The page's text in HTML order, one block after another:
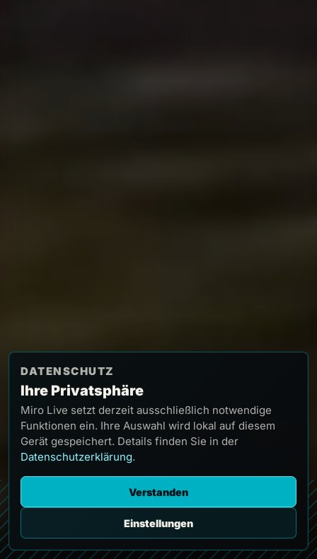
DATENSCHUTZ
Ihre Privatsphäre
Miro Live setzt derzeit ausschließlich notwendige
Funktionen ein. Ihre Auswahl wird lokal auf diesem
Gerät gespeichert. Details finden Sie in der
Datenschutzerklärung.
Verstanden
Einstellungen